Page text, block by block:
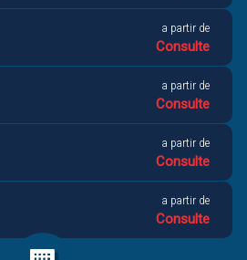
a partir de
Consulte
a partir de
Consulte
a partir de
Consulte
a partir de
Consulte